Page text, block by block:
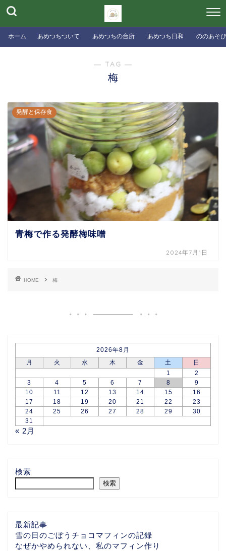
ホーム あめつちついて あめつちの台所 あめつち日和 ののあそ
― TAG ―
梅
発酵と保存食
青梅で作る発酵梅味噌
2024年7月1日
HOME 梅
2026年8月
月
火 水 木 金 土
日
1
2
3
4 5 6 7 8
9
10
11 12 13 14 15
16
17
18 19 20 21 22
23
24
25 26 27 28 29
30
31
« 2月
検索
検索
最新記事
雪の日のごぼうチョコマフィンの記録
なぜかやめられない、私のマフィン作り